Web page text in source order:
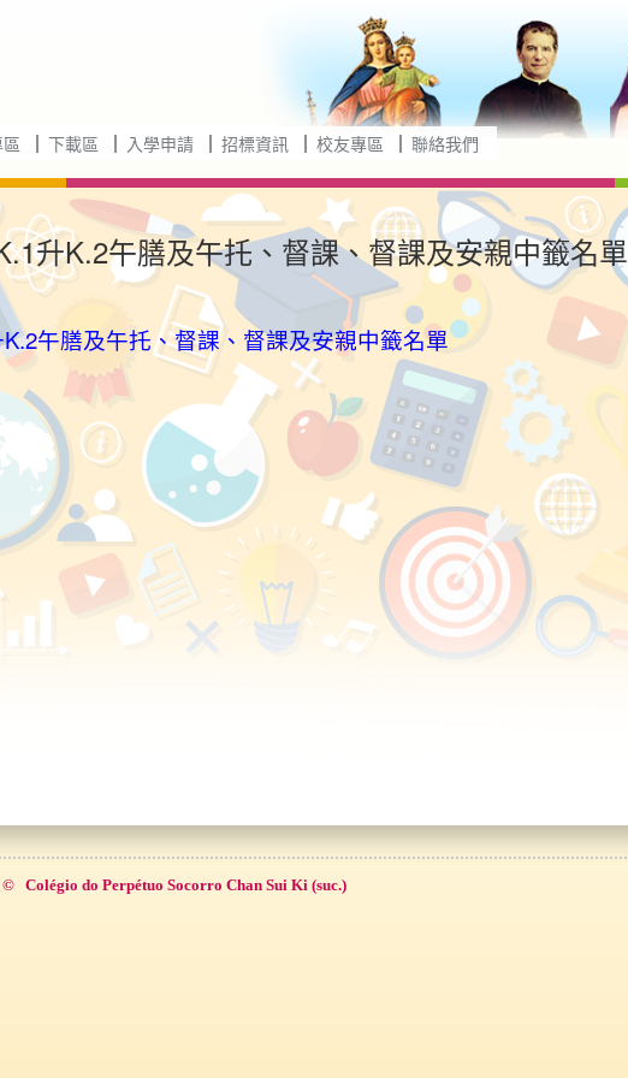
下載區 入學申請 招標資訊 校友專區 聯絡我們
升K.2午膳及午托、督課、督課及安親中籤名單
午膳及午托、督課、督課及安親中籤名單
© Colégio do Perpétuo Socorro Chan Sui Ki (suc.)